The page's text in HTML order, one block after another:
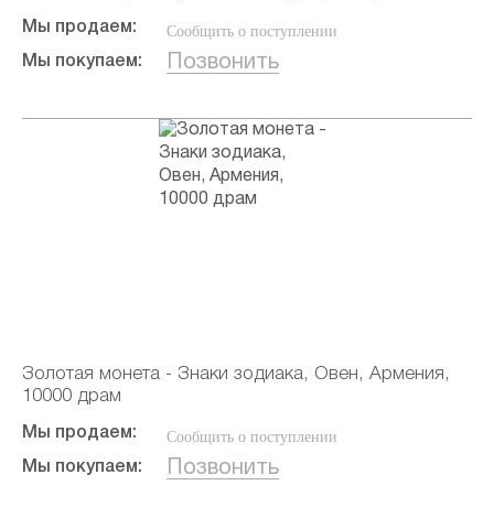
Мы продаем: Сообщить о поступлении
Мы покупаем: Позвонить
Золотая монета - Знаки зодиака, Овен, Армения,
10000 драм
Мы продаем: Сообщить о поступлении
Мы покупаем: Позвонить